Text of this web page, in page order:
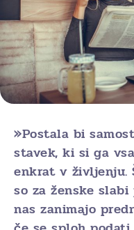
»Postala bi
stavek, ki si ga
enkrat v življenju.
so za ženske
nas zanimajo